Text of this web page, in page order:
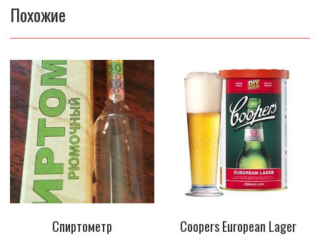
Похожие
Спиртометр Coopers European Lager